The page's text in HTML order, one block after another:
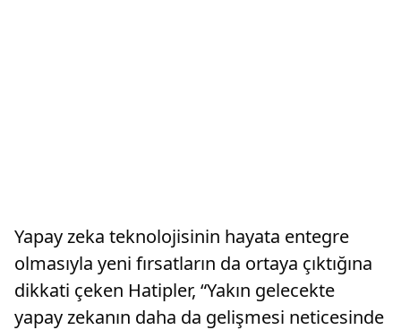
Yapay zeka teknolojisinin hayata entegre
olmasıyla yeni fırsatların da ortaya çıktığına
dikkati çeken Hatipler, “Yakın gelecekte
yapay zekanın daha da gelişmesi neticesinde